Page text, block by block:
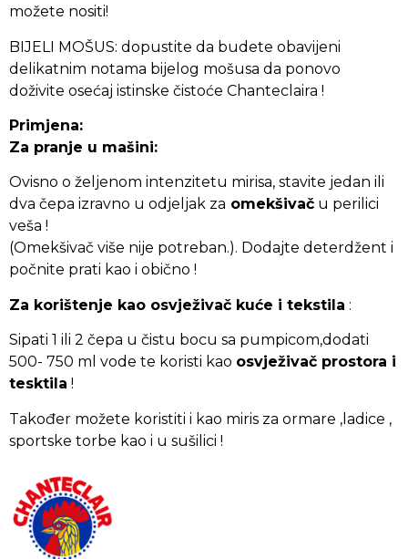
možete nositi!
BIJELI MOŠUS: dopustite da budete obavijeni
delikatnim notama bijelog mošusa da ponovo
doživite osećaj istinske čistoće Chanteclaira !
Primjena:
Za pranje u mašini:
Ovisno o željenom intenzitetu mirisa, stavite jedan ili
dva čepa izravno u odjeljak za omekšivač u perilici
veša !
(Omekšivač više nije potreban.). Dodajte deterdžent i
počnite prati kao i obično !
Za korištenje kao osvježivač kuće i tekstila :
Sipati 1 ili 2 čepa u čistu bocu sa pumpicom,dodati
500- 750 ml vode te koristi kao osvježivač prostora i
tesktila !
Također možete koristiti i kao miris za ormare ,ladice ,
sportske torbe kao i u sušilici !